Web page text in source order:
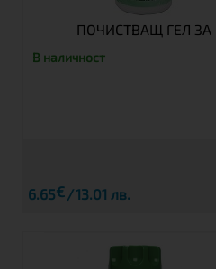
ПОЧИСТВАЩ ГЕЛ ЗА
В наличност
6.65€ 13.01 лв.